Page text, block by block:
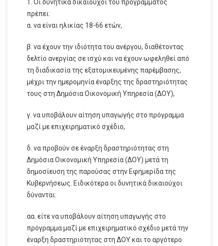
1. Οι δυνητικά δικαιούχοι του προγράμματος
πρέπει:
α. να είναι ηλικίας 18-66 ετών,
β. να έχουν την ιδιότητα του ανέργου, διαθέτοντας
δελτίο ανεργίας σε ισχύ και να έχουν ωφεληθεί από
τη διαδικασία της εξατομικευμένης παρέμβασης,
μέχρι την ημερομηνία έναρξης της δραστηριότητας
τους στη Δημόσια Οικονομική Υπηρεσία (ΔΟΥ),
γ. να υποβάλουν αίτηση υπαγωγής στο πρόγραμμα
μαζί με επιχειρηματικό σχέδιο,
δ. να προβούν σε έναρξη δραστηριότητας στη
Δημόσια Οικονομική Υπηρεσία (ΔΟΥ) μετά τη
δημοσίευση της παρούσας στην Εφημερίδα της
Κυβερνήσεως. Ειδικότερα οι δυνητικά δικαιούχοι
δύνανται:
αα. είτε να υποβάλουν αίτηση υπαγωγής στο
πρόγραμμα μαζί με επιχειρηματικό σχέδιο μετά την
έναρξη δραστηριότητας στη ΔΟΥ και το αργότερο